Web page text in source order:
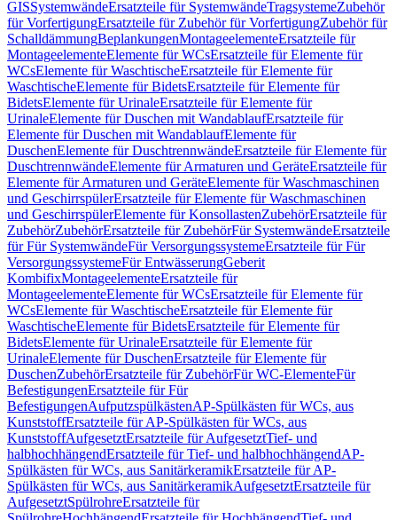
GISSystemwändeErsatzteile für SystemwändeTragsystemeZubehör
für VorfertigungErsatzteile für Zubehör für VorfertigungZubehör für
SchalldämmungBeplankungenMontageelementeErsatzteile für
MontageelementeElemente für WCsErsatzteile für Elemente für
WCsElemente für WaschtischeErsatzteile für Elemente für
WaschtischeElemente für BidetsErsatzteile für Elemente für
BidetsElemente für UrinaleErsatzteile für Elemente für
UrinaleElemente für Duschen mit WandablaufErsatzteile für
Elemente für Duschen mit WandablaufElemente für
DuschenElemente für DuschtrennwändeErsatzteile für Elemente für
DuschtrennwändeElemente für Armaturen und GeräteErsatzteile für
Elemente für Armaturen und GeräteElemente für Waschmaschinen
und GeschirrspülerErsatzteile für Elemente für Waschmaschinen
und GeschirrspülerElemente für KonsollastenZubehörErsatzteile für
ZubehörZubehörErsatzteile für ZubehörFür SystemwändeErsatzteile
für Für SystemwändeFür VersorgungssystemeErsatzteile für Für
VersorgungssystemeFür EntwässerungGeberit
KombifixMontageelementeErsatzteile für
MontageelementeElemente für WCsErsatzteile für Elemente für
WCsElemente für WaschtischeErsatzteile für Elemente für
WaschtischeElemente für BidetsErsatzteile für Elemente für
BidetsElemente für UrinaleErsatzteile für Elemente für
UrinaleElemente für DuschenErsatzteile für Elemente für
DuschenZubehörErsatzteile für ZubehörFür WC-ElementeFür
BefestigungenErsatzteile für Für
BefestigungenAufputzspülkästenAP-Spülkästen für WCs, aus
KunststoffErsatzteile für AP-Spülkästen für WCs, aus
KunststoffAufgesetztErsatzteile für AufgesetztTief- und
halbhochhängendErsatzteile für Tief- und halbhochhängendAP-
Spülkästen für WCs, aus SanitärkeramikErsatzteile für AP-
Spülkästen für WCs, aus SanitärkeramikAufgesetztErsatzteile für
AufgesetztSpülrohreErsatzteile für